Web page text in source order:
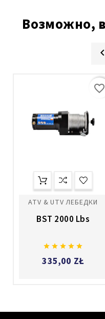
Возможно,

ATV & UTV ЛЕБЕДКИ
BST 2000 Lbs
    
335,00 ZŁ
favorite_border